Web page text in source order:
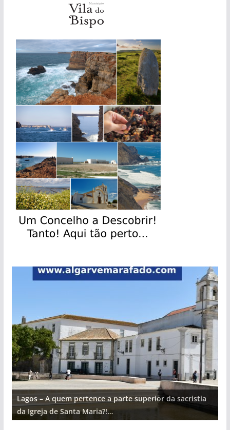
Lagos – A quem pertence a parte superior da sacristia
da Igreja de Santa Maria?!…